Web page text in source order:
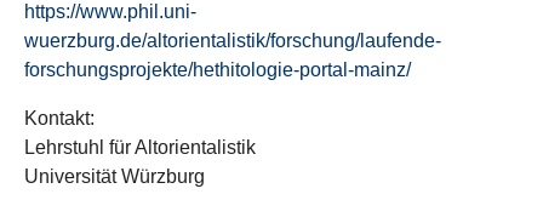
https://www.phil.uni-
wuerzburg.de/altorientalistik/forschung/laufende-
forschungsprojekte/hethitologie-portal-mainz/
Kontakt:
Lehrstuhl für Altorientalistik
Universität Würzburg